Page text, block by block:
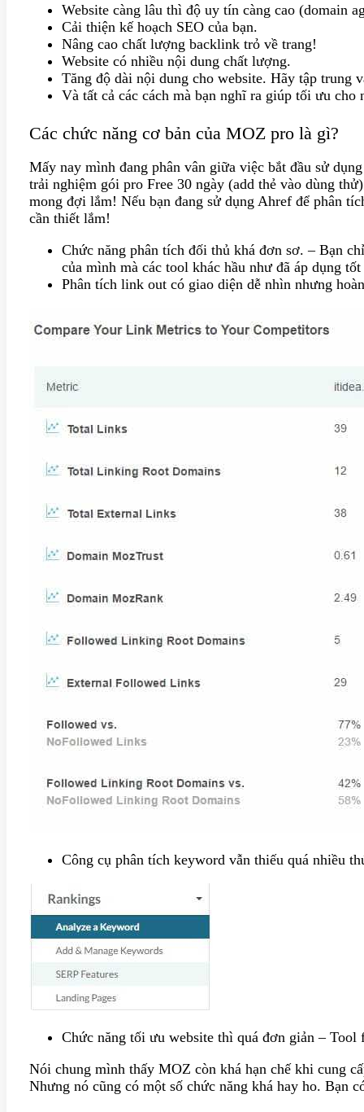
Website càng lâu thì độ uy tín càng cao (domain
Cải thiện kế hoạch SEO của bạn.
Nâng cao chất lượng backlink trỏ về trang!
Website có nhiều nội dung chất lượng.
Tăng độ dài nội dung cho website. Hãy tập trung
Và tất cả các cách mà bạn nghĩ ra giúp tối ưu cho
Các chức năng cơ bản của MOZ pro là gì?
Mấy nay mình đang phân vân giữa việc bắt đầu sử
trải nghiệm gói pro Free 30 ngày (add thẻ vào dùng
mong đợi lắm! Nếu bạn đang sử dụng Ahref để phân
cần thiết lắm!
Chức năng phân tích đối thủ khá đơn sơ. – Bạn
của mình mà các tool khác hầu như đã áp dụng
Phân tích link out có giao diện dễ nhìn nhưng
Công cụ phân tích keyword vẫn thiếu quá nhiều
Chức năng tối ưu website thì quá đơn giản – Tool
Nói chung mình thấy MOZ còn khá hạn chế khi cung
Nhưng nó cũng có một số chức năng khá hay ho. Bạn